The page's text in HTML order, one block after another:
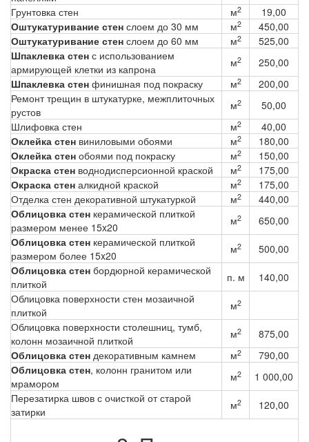
Грунтовка стен
м2
19,00
Оштукатуривание стен слоем до 30 мм м2
450,00
Оштукатуривание стен слоем до 60 мм м2
525,00
Шпаклевка стен с использованием
армирующей клетки из капрона
м2
250,00
Шпаклевка стен финишная под покраску м2
200,00
Ремонт трещин в штукатурке, межплиточных
рустов
м2
50,00
Шлифовка стен
м2
40,00
Оклейка стен виниловыми обоями м2
180,00
Оклейка стен обоями под покраску м2
150,00
Окраска стен воднодисперсионной краской м2
175,00
Окраска стен алкидной краской м2
175,00
Отделка стен декоративной штукатуркой
м2
440,00
Облицовка стен керамической плиткой
размером менее 15x20
м2
650,00
Облицовка стен керамической плиткой
размером более 15x20
м2
500,00
Облицовка стен бордюрной керамической
плиткой
п. м
140,00
Облицовка поверхности стен мозаичной
плиткой
м2
Облицовка поверхности столешниц, тумб,
колонн мозаичной плиткой
м2
875,00
Облицовка стен декоративным камнем м2
790,00
Облицовка стен, колонн гранитом или
мрамором
м2
1 000,00
Перезатирка швов с очисткой от старой
затирки
м2 120,00